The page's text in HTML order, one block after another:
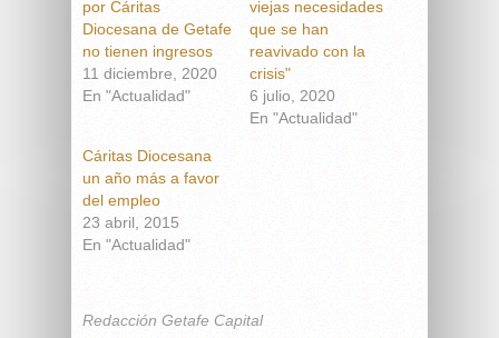
por Cáritas
Diocesana de Getafe
no tienen ingresos
11 diciembre, 2020
En "Actualidad"
viejas necesidades
que se han
reavivado con la
crisis"
6 julio, 2020
En "Actualidad"
Cáritas Diocesana
un año más a favor
del empleo
23 abril, 2015
En "Actualidad"
Redacción Getafe Capital